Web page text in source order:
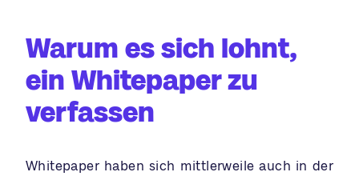
Warum es sich lohnt,
ein Whitepaper zu
verfassen
Whitepaper haben sich mittlerweile auch in der